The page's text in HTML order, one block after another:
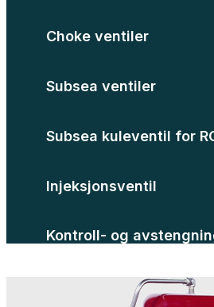
Choke ventiler
Subsea ventiler
Subsea kuleventil for
Injeksjonsventil
Kontroll- og